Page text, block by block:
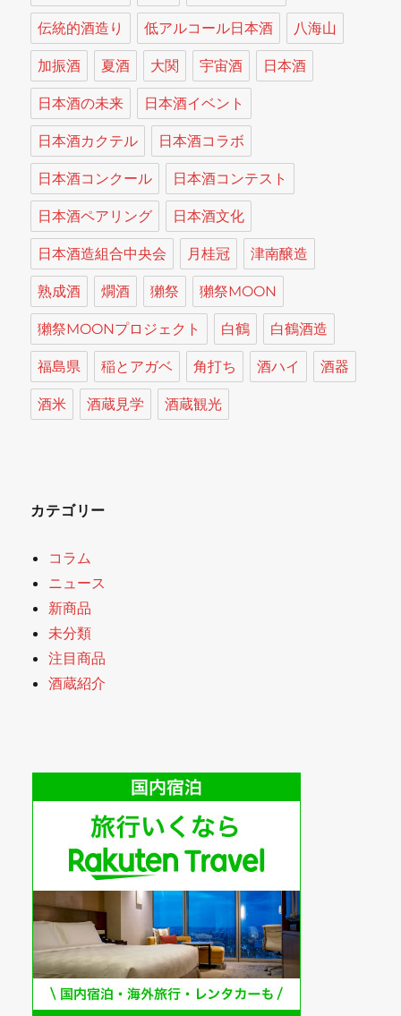
伝統的酒造り 低アルコール日本酒 八海山
加振酒 夏酒 大関 宇宙酒 日本酒
日本酒の未来 日本酒イベント
日本酒カクテル 日本酒コラボ
日本酒コンクール 日本酒コンテスト
日本酒ペアリング 日本酒文化
日本酒造組合中央会 月桂冠 津南醸造
熟成酒 燗酒 獺祭 獺祭MOON
獺祭MOONプロジェクト 白鶴 白鶴酒造
福島県 稲とアガベ 角打ち 酒ハイ 酒器
酒米 酒蔵見学 酒蔵観光
カテゴリー
コラム
ニュース
新商品
未分類
注目商品
酒蔵紹介